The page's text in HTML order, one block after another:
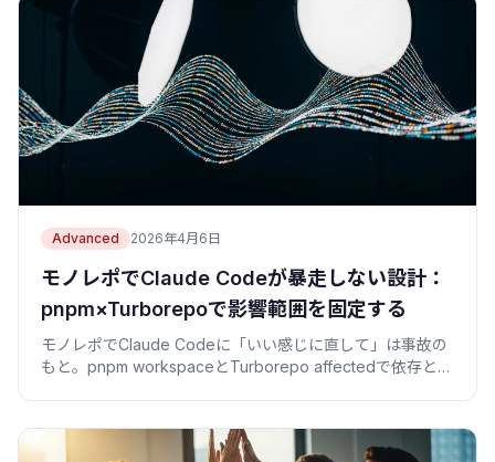
Advanced 2026年4月6日
モノレポでClaude Codeが暴走しない設計：
pnpm×Turborepoで影響範囲を固定する
モノレポでClaude Codeに「いい感じに直して」は事故の
もと。pnpm workspaceとTurborepo affectedで依存と影